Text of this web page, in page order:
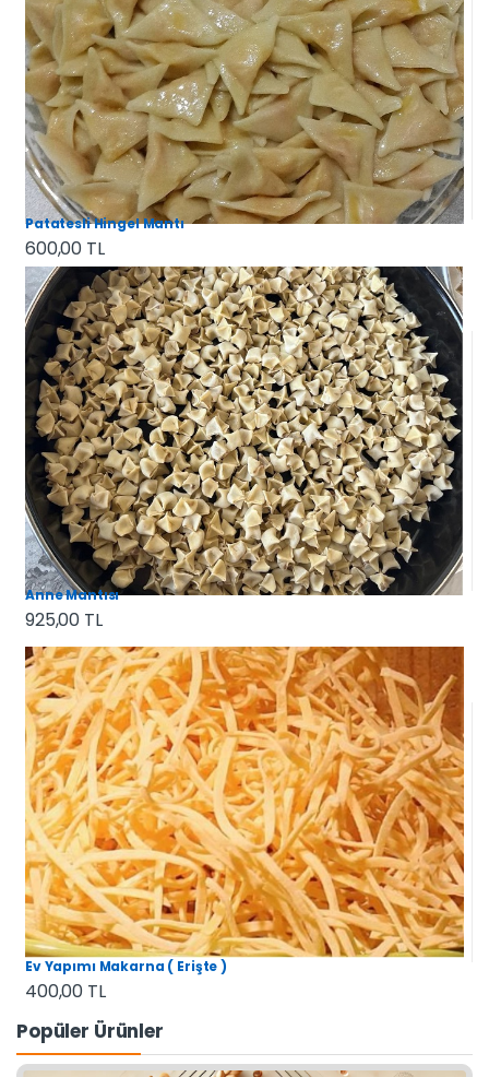
Patatesli Hingel Mantı
600,00 TL
Anne Mantısı
925,00 TL
Ev Yapımı Makarna ( Erişte )
400,00 TL
Popüler Ürünler